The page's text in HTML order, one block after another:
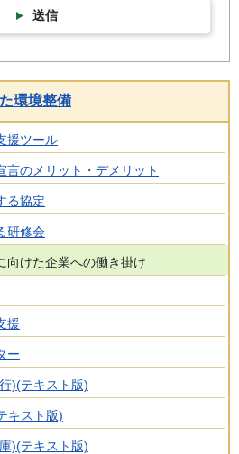
送信
環境整備
援ツール
言のメリット・デメリット
る協定
研修会
向けた企業への働き掛け
援
ー
)(テキスト版)
キスト版)
)(テキスト版)